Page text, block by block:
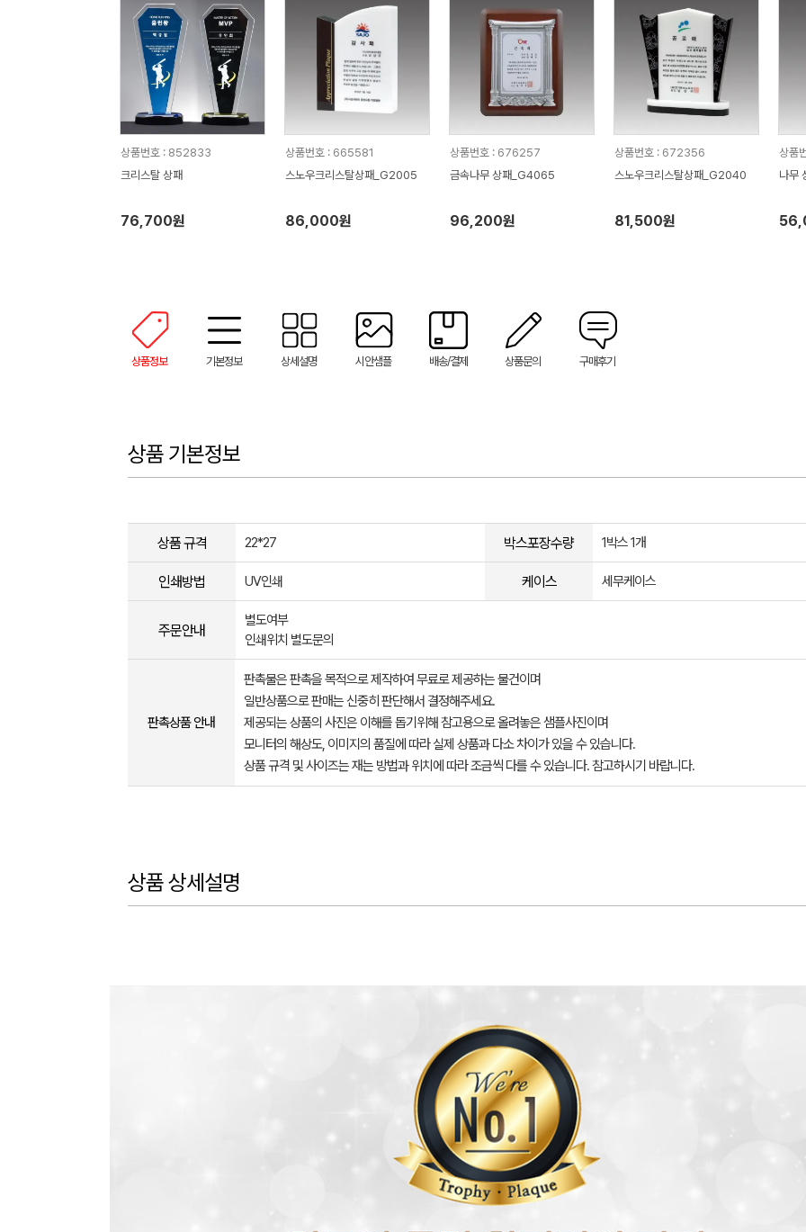
상품번호 : 852833
크리스탈 상패
76,700원
상품번호 : 665581
스노우크리스탈상패_G2005
86,000원
상품번호 : 676257
금속나무 상패_G4065
96,200원
상품번호 : 672356
스노우크리스탈상패_G2040
81,500원
상품
나무
상품정보 기본정보 상세설명 시안샘플 배송/결제 상품문의 구매후기
상품 기본정보
상품 규격 22*27 박스포장수량 1박스 1개
인쇄방법 UV인쇄 케이스 세무케이스
주문안내
별도여부
인쇄위치 별도문의
판촉상품 안내
판촉물은 판촉을 목적으로 제작하여 무료로 제공하는 물건이며
일반상품으로 판매는 신중히 판단해서 결정해주세요.
제공되는 상품의 사진은 이해를 돕기위해 참고용으로 올려놓은 샘플사진이며
모니터의 해상도, 이미지의 품질에 따라 실제 상품과 다소 차이가 있을 수 있습니다.
상품 규격 및 사이즈는 재는 방법과 위치에 따라 조금씩 다를 수 있습니다. 참고하시기 바랍니다.
상품 상세설명